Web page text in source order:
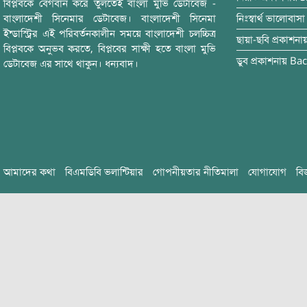
বিপ্লবকে বেগবান করে তুলতেই বাংলা মুভি ডেটাবেজ -
বাংলাদেশী সিনেমার ডেটাবেজ। বাংলাদেশী সিনেমা
ইন্ডাস্ট্রির এই পরিবর্তনকালীন সময়ে বাংলাদেশী চলচ্চিত্র
বিপ্লবকে অনুভব করতে, বিপ্লবের সাক্ষী হতে বাংলা মুভি
ডেটাবেজ এর সাথে থাকুন। ধন্যবাদ।
নিঃস্বার্থ ভালোবাসা
ছায়া-ছবি
ডুব প্রকাশনায়
আমাদের কথা বিএমডিবি ভলান্টিয়ার গোপনীয়তার নীতিমালা যোগাযোগ